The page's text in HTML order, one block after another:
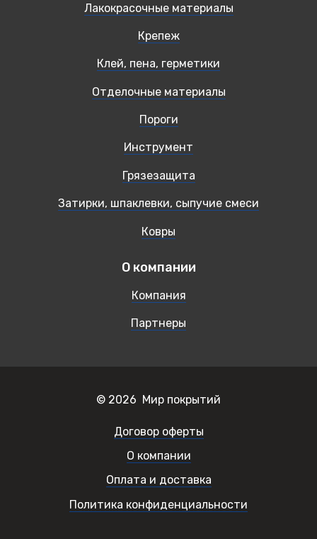
Лакокрасочные материалы
Крепеж
Клей, пена, герметики
Отделочные материалы
Пороги
Инструмент
Грязезащита
Затирки, шпаклевки, сыпучие смеси
Ковры
О компании
Компания
Партнеры
© 2026 Мир покрытий
Договор оферты
О компании
Оплата и доставка
Политика конфиденциальности